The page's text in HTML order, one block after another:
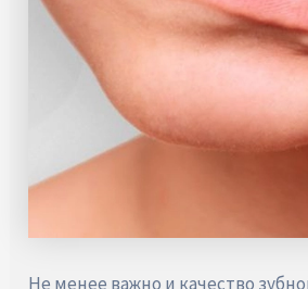
Не менее важно и качество